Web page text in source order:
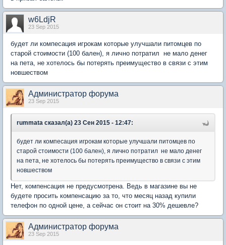
w6LdjR
23 Sep 2015
будет ли компесация игрокам которые улучшали питомцев по
старой стоимости (100 бален), я лично потратил не мало денег
на пета, не хотелось бы потерять преимущество в связи с этим
новшеством
Администратор форума
23 Sep 2015
rummata сказал(а) 23 Сен 2015 - 12:47:
будет ли компесация игрокам которые улучшали питомцев по
старой стоимости (100 бален), я лично потратил не мало денег
на пета, не хотелось бы потерять преимущество в связи с этим
новшеством
Нет, компенсация не предусмотрена. Ведь в магазине вы не
будете просить компенсацию за то, что месяц назад купили
телефон по одной цене, а сейчас он стоит на 30% дешевле?
Администратор форума
23 Sep 2015